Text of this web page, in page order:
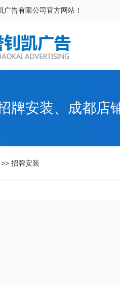
广告有限公司官方网站！
牌安装、成都店
>> 招牌安装